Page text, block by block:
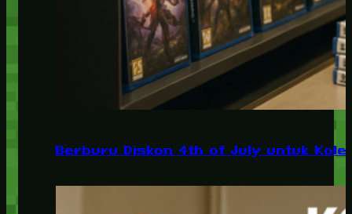
Berburu Diskon 4th of July untuk